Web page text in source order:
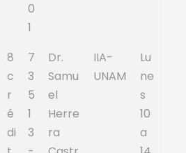
0
1
8
c
r
é
di
7
3
5
1
3
Dr.
Samu
el
Herre
ra
IIA-
UNAM
Lu
ne
s
10
a